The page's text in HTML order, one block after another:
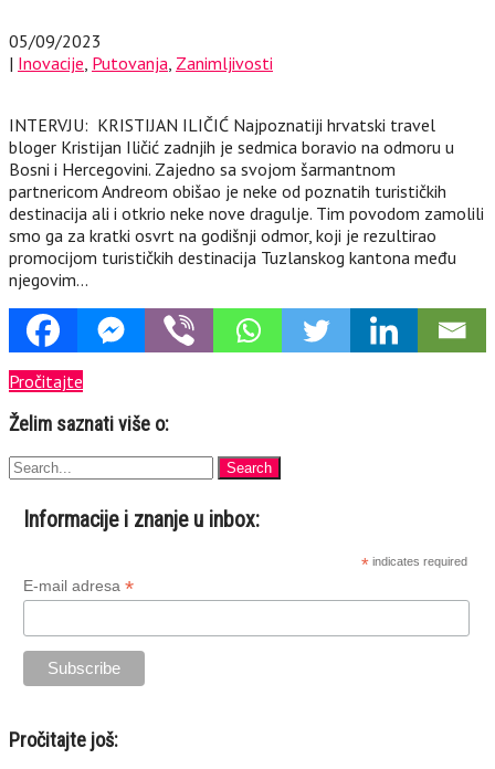
05/09/2023
| Inovacije, Putovanja, Zanimljivosti
INTERVJU: KRISTIJAN ILIČIĆ Najpoznatiji hrvatski travel
bloger Kristijan Iličić zadnjih je sedmica boravio na odmoru u
Bosni i Hercegovini. Zajedno sa svojom šarmantnom
partnericom Andreom obišao je neke od poznatih turističkih
destinacija ali i otkrio neke nove dragulje. Tim povodom zamolili
smo ga za kratki osvrt na godišnji odmor, koji je rezultirao
promocijom turističkih destinacija Tuzlanskog kantona među
njegovim…
Pročitajte
Želim saznati više o:
Informacije i znanje u inbox:
* indicates required
E-mail adresa *
Pročitajte još: